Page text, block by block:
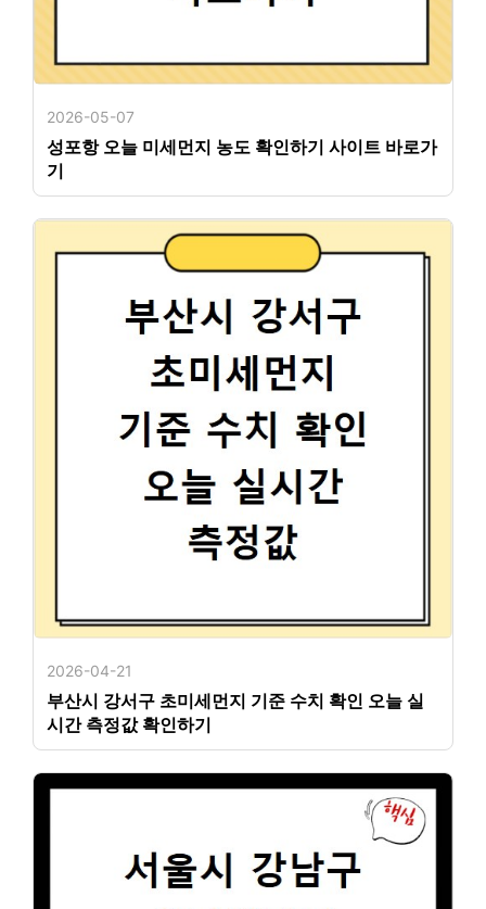
2026-05-07
성포항 오늘 미세먼지 농도 확인하기 사이트 바로가
기
2026-04-21
부산시 강서구 초미세먼지 기준 수치 확인 오늘 실
시간 측정값 확인하기